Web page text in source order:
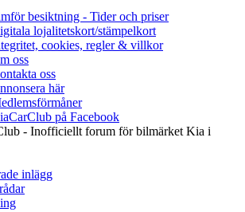
besiktning - Tider och priser
lojalitetskort/stämpelkort
cookies, regler & villkor
oss
oss
här
på Facebook
- Inofficiellt forum för bilmärket Kia i
inlägg